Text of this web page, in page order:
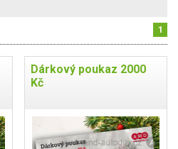
1
Dárkový poukaz 2000
Kč